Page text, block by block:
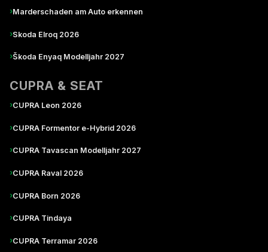
›Marderschaden am Auto erkennen
›Skoda Elroq 2026
›Škoda Enyaq Modelljahr 2027
CUPRA & SEAT
›CUPRA Leon 2026
›CUPRA Formentor e-Hybrid 2026
›CUPRA Tavascan Modelljahr 2027
›CUPRA Raval 2026
›CUPRA Born 2026
›CUPRA Tindaya
›CUPRA Terramar 2026